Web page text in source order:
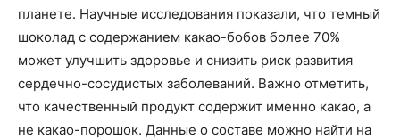
планете. Научные исследования показали, что темный
шоколад с содержанием какао-бобов более 70%
может улучшить здоровье и снизить риск развития
сердечно-сосудистых заболеваний. Важно отметить,
что качественный продукт содержит именно какао, а
не какао-порошок. Данные о составе можно найти на